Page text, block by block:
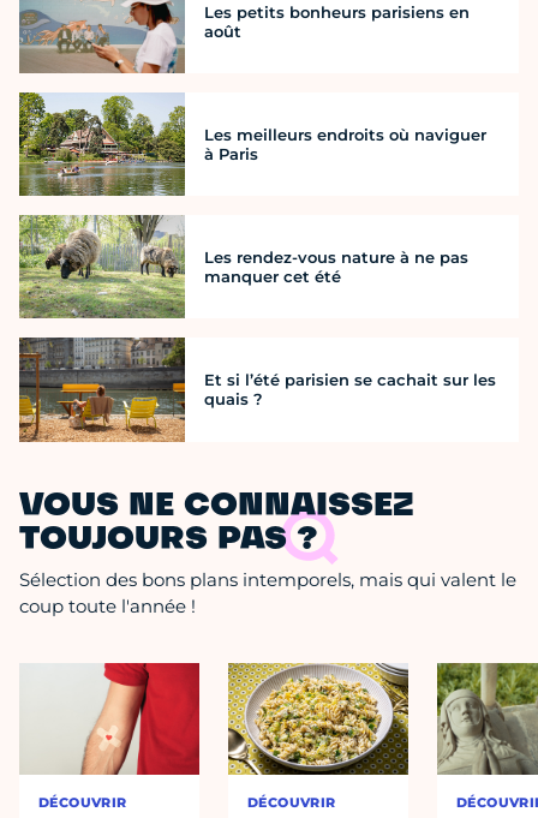
Les petits bonheurs parisiens en
août
Les meilleurs endroits où naviguer
à Paris
Les rendez-vous nature à ne pas
manquer cet été
Et si l’été parisien se cachait sur les
quais ?
VOUS NE CONNAISSEZ
TOUJOURS PAS ?
Sélection des bons plans intemporels, mais qui valent le
coup toute l'année !
DÉCOUVRIR DÉCOUVRIR